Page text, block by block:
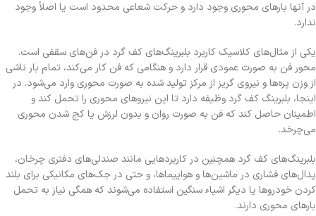
در آنها بارهای محوری وجود دارد و حرکت شعاعی محدود است یا اصلاً وجود
ندارد.
یکی از مثال‌های کلاسیک کاربرد بلبرینگ‌های کف گرد در فن‌های سقفی است.
محور فن به صورت عمودی قرار دارد و هنگامی که فن کار می‌کند، تمام بار ناشی
از وزن پره‌ها و نیروی گریز از مرکز تولید شده به صورت محوری وارد می‌شود. در
اینجا، بلبرینگ کف گرد وظیفه دارد تا این نیروهای محوری را تحمل کند و
اطمینان حاصل کند که فن به صورت روان و بدون لرزش یا کج شدن محوری
می‌چرخد.
بلبرینگ‌های کف گرد همچنین در کاربردهایی مانند صندلی‌های دفتری چرخان،
پدال‌های فشاری در ماشین‌ها و هواپیماها، و حتی در جک‌های مکانیکی برای بلند
کردن خودروها یا دیگر اشیاء سنگین استفاده می‌شوند که همگی نیاز به تحمل
بارهای محوری دارند.